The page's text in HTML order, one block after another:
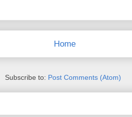
Home
Subscribe to: Post Comments (Atom)